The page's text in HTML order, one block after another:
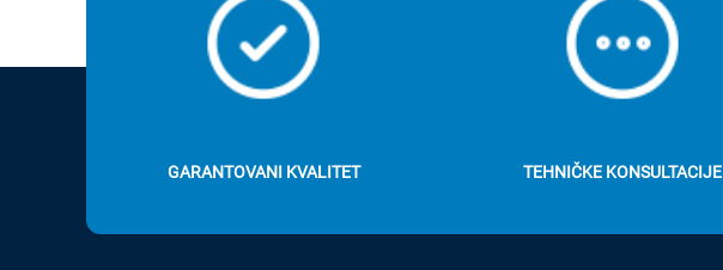
GARANTOVANI KVALITET TEHNIČKE KONSULTACIJE